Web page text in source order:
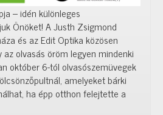
– idén különleges
Önöket! A Justh Zsigmond
és az Edit Optika közösen
az olvasás öröm legyen mindenki
október 6-tól olvasószemüvegek
amelyeket bárki
ha épp otthon felejtette a